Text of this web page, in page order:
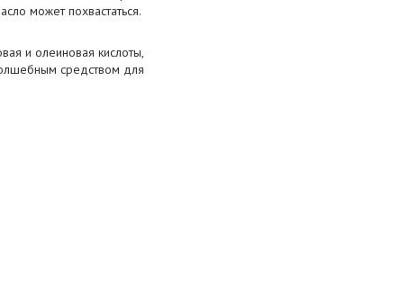
может похвастаться.
и олеиновая кислоты,
средством для